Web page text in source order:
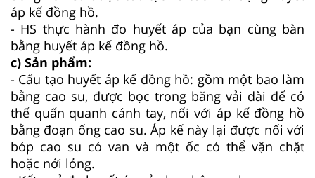
áp kế đồng hồ.
- HS thực hành đo huyết áp của bạn cùng bàn
bằng huyết áp kế đồng hồ.
c) Sản phẩm:
- Cấu tạo huyết áp kế đồng hồ: gồm một bao làm
bằng cao su, được bọc trong băng vải dài để có
thể quấn quanh cánh tay, nối với áp kế đồng hồ
bằng đoạn ống cao su. Áp kế này lại được nối với
bóp cao su có van và một ốc có thể vặn chặt
hoặc nới lỏng.